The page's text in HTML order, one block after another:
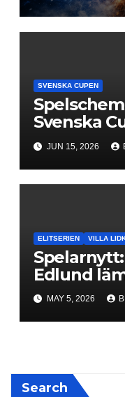
SVENSKA CUPEN
Svenska
JUN 15, 2026
ELITSERIEN VILLA
Edlund
Lidköping
ett år i
MAY 5, 2026
Search